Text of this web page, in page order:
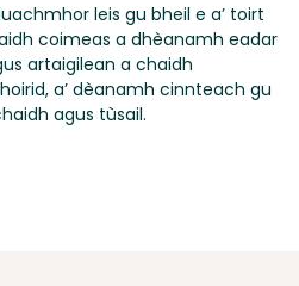
leis gu bheil e a’ toirt
coimeas a dhèanamh eadar
artaigilean a chaidh
a’ dèanamh cinnteach gu
agus tùsail.